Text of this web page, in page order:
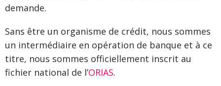
demande.
Sans être un organisme de crédit, nous sommes
un intermédiaire en opération de banque et à ce
titre, nous sommes officiellement inscrit au
fichier national de l’ORIAS.